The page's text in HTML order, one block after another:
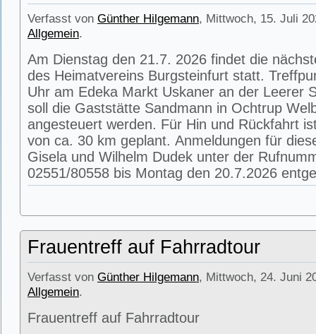
Verfasst von Günther Hilgemann, Mittwoch, 15. Juli
Allgemein.
Am Dienstag den 21.7. 2026 findet die
des Heimatvereins Burgsteinfurt statt.
Uhr am Edeka Markt Uskaner an der Leerer
soll die Gaststätte Sandmann in Ochtrup
angesteuert werden. Für Hin und Rückfahrt
von ca. 30 km geplant. Anmeldungen für
Gisela und Wilhelm Dudek unter der
02551/80558 bis Montag den 20.7.2026
Frauentreff auf Fahrradtour
Verfasst von Günther Hilgemann, Mittwoch, 24. Juni
Allgemein.
Frauentreff auf Fahrradtour